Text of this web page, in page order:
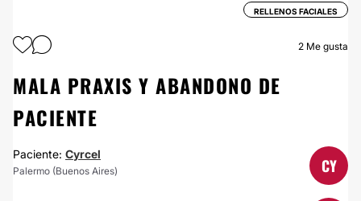
RELLENOS FACIALES
2 Me gusta
MALA PRAXIS Y ABANDONO DE
PACIENTE
Paciente: Cyrcel
Palermo (Buenos Aires) CY